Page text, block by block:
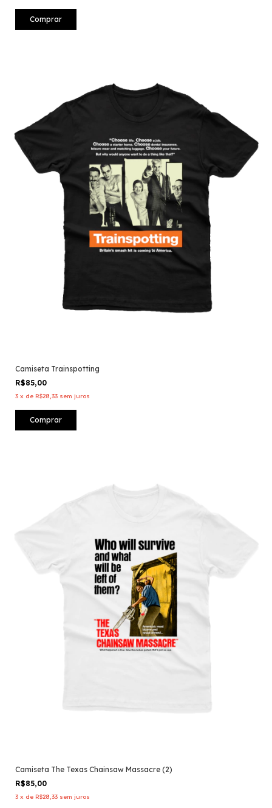
Comprar
Camiseta Trainspotting
R$85,00
3 x de R$28,33 sem juros
Comprar
Camiseta The Texas Chainsaw Massacre (2)
R$85,00
3 x de R$28,33 sem juros